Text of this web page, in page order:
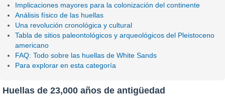
Implicaciones mayores para la colonización del continente
Análisis físico de las huellas
Una revolución cronológica y cultural
Tabla de sitios paleontológicos y arqueológicos del Pleistoceno
americano
FAQ: Todo sobre las huellas de White Sands
Para explorar en esta categoría
Huellas de 23,000 años de antigüedad